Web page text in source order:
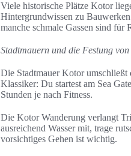
Viele historische Plätze Kotor
Hintergrundwissen zu
manche schmale Gassen sind für
Stadtmauern und die Festung
Die Stadtmauer Kotor
Klassiker: Du startest am Sea
Stunden je nach Fitness.
Die Kotor Wanderung verlangt
ausreichend Wasser mit, trage
vorsichtiges Gehen ist wichtig.